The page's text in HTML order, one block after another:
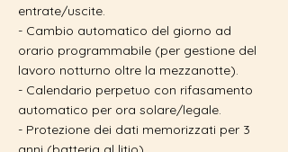
entrate/uscite.
- Cambio automatico del giorno ad
orario programmabile (per gestione del
lavoro notturno oltre la mezzanotte).
- Calendario perpetuo con rifasamento
automatico per ora solare/legale.
- Protezione dei dati memorizzati per 3